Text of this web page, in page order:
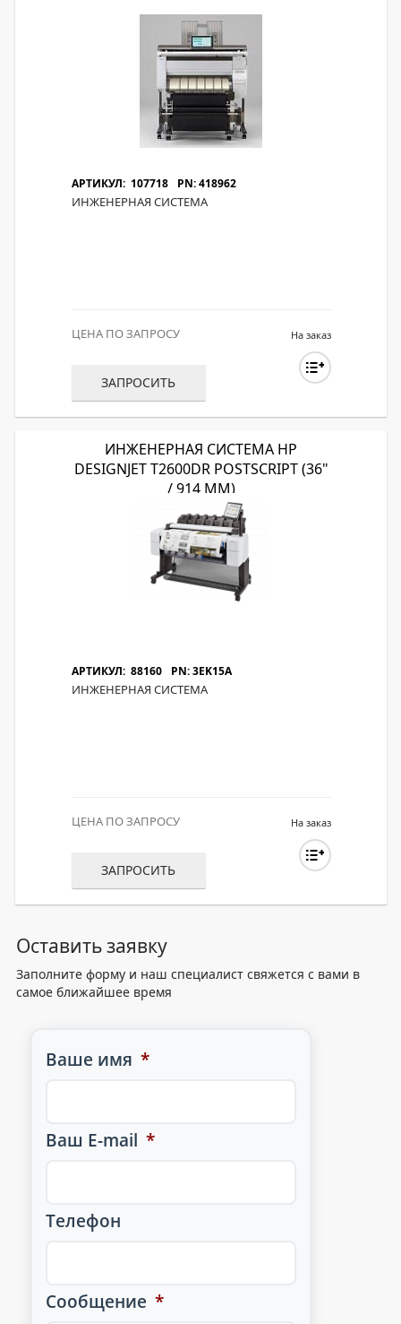
АРТИКУЛ: 107718 PN: 418962
ИНЖЕНЕРНАЯ СИСТЕМА
ЦЕНА ПО ЗАПРОСУ На заказ
ЗАПРОСИТЬ
ИНЖЕНЕРНАЯ СИСТЕМА HP
DESIGNJET T2600DR POSTSCRIPT (36"
/ 914 ММ)
АРТИКУЛ: 88160 PN: 3EK15A
ИНЖЕНЕРНАЯ СИСТЕМА
ЦЕНА ПО ЗАПРОСУ На заказ
ЗАПРОСИТЬ
Оставить заявку
Заполните форму и наш специалист свяжется с вами в
самое ближайшее время
Ваше имя *
Ваш E-mail *
Телефон
Сообщение *